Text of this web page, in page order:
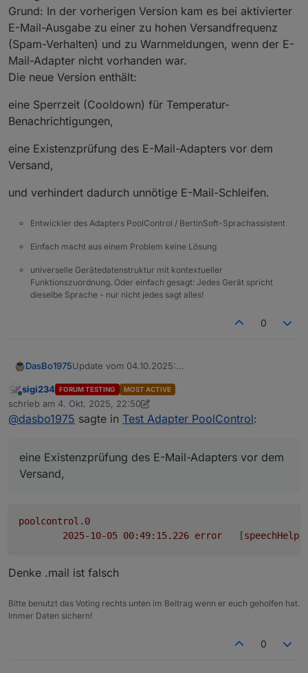
poolcontrol.0
2025-10-04 17:06:12.167 debug
poolcontrol.0
2025-10-04 17:06:12.156 info
	[
pumpHelper
poolcontrol.0
2025-10-04 17:06:12.156 info
poolcontrol.0
poolcontrol.0
2025-10-04 17:06:12.156 info
	[
pumpHelper
2025-10-04 17:06:12.155 debug state
Grund: In der vorherigen Version kam es bei aktivierter
E-Mail-Ausgabe zu einer zu hohen Versandfrequenz
(Spam-Verhalten) und zu Warnmeldungen, wenn der E-
Mail-Adapter nicht vorhanden war.
Die neue Version enthält:
eine Sperrzeit (Cooldown) für Temperatur-
Benachrichtigungen,
eine Existenzprüfung des E-Mail-Adapters vor dem
Versand,
und verhindert dadurch unnötige E-Mail-Schleifen.
Entwickler des Adapters PoolControl / BertinSoft-Sprachassistent
Einfach macht aus einem Problem keine Lösung
universelle Gerätedatenstruktur mit kontextueller
Funktionszuordnung. Oder einfach gesagt: Jedes Gerät spricht
dieselbe Sprache - nur nicht jedes sagt alles!
0
DasBo1975Update vom 04.10.2025:
neu hochgeladen.
Grund: In der vorherigen Version kam es bei
aktivierter E-Mail-Ausgabe zu einer zu hohen
vorhanden war.
eine Sperrzeit (Cooldown) für Temperatur-
Benachrichtigungen,
eine Existenzprüfung des E-Mail-Adapters vor dem
Online
sigi234 FORUM TESTING MOST ACTIVE
schrieb am 4. Okt. 2025, 22:50
zuletzt editiert von sigi23410. Mai 2025, 00:51
@dasbo1975 sagte in Test Adapter PoolControl:
eine Existenzprüfung des E-Mail-Adapters vor dem
Versand,
poolcontrol.0
error
	[
Denke .mail ist falsch
Bitte benutzt das Voting rechts unten im Beitrag wenn er euch geholfen hat.
Immer Daten sichern!
0